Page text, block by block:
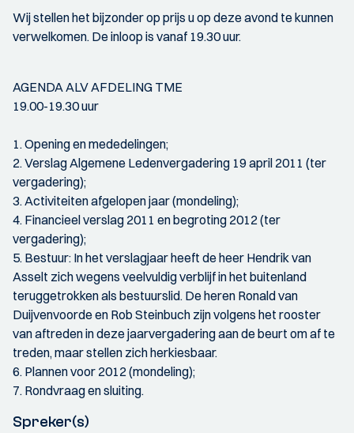
Wij stellen het bijzonder op prijs u op deze avond te kunnen
verwelkomen. De inloop is vanaf 19.30 uur.
AGENDA ALV AFDELING TME
19.00-19.30 uur
1. Opening en mededelingen;
2. Verslag Algemene Ledenvergadering 19 april 2011 (ter
vergadering);
3. Activiteiten afgelopen jaar (mondeling);
4. Financieel verslag 2011 en begroting 2012 (ter
vergadering);
5. Bestuur: In het verslagjaar heeft de heer Hendrik van
Asselt zich wegens veelvuldig verblijf in het buitenland
teruggetrokken als bestuurslid. De heren Ronald van
Duijvenvoorde en Rob Steinbuch zijn volgens het rooster
van aftreden in deze jaarvergadering aan de beurt om af te
treden, maar stellen zich herkiesbaar.
6. Plannen voor 2012 (mondeling);
7. Rondvraag en sluiting.
Spreker(s)